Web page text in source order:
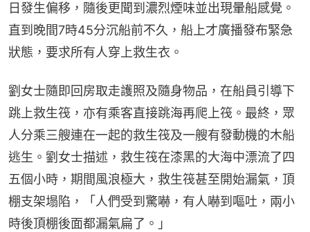
日發生偏移，隨後更聞到濃烈煙味並出現暈船感覺。
直到晚間7時45分沉船前不久，船上才廣播發布緊急
狀態，要求所有人穿上救生衣。
劉女士隨即回房取走護照及隨身物品，在船員引導下
跳上救生筏，亦有乘客直接跳海再爬上筏。最終，眾
人分乘三艘連在一起的救生筏及一艘有發動機的木船
逃生。劉女士描述，救生筏在漆黑的大海中漂流了四
五個小時，期間風浪極大，救生筏甚至開始漏氣，頂
棚支架塌陷，「人們受到驚嚇，有人嚇到嘔吐，兩小
時後頂棚後面都漏氣扁了。」